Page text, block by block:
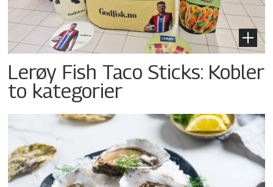
Lerøy Fish Taco Sticks: Kobler
to kategorier